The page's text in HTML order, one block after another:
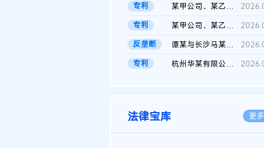
专利
某甲公司、某乙公司、某丙公司申请诉前行为保全复议裁定书
专利
某甲公司、某乙公司、官某与某丙公司专利申请权权属纠纷 二审判决...
反垄断
谭某与长沙马某堆农产品股份有限公司滥用市场支配地位纠纷二审裁...
专利
杭州华某有限公司与菲某有限公司侵害发明专利权纠纷
法律宝库 更